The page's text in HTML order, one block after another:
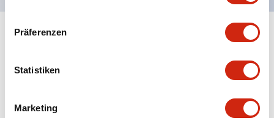
Präferenzen
Statistiken
Marketing
Alle erweitern+
Electrical Specifications
Electrical Specifications (coil rating)